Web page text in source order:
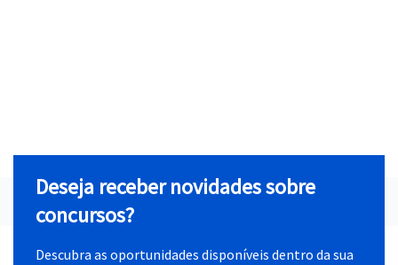
Deseja receber novidades sobre
concursos?
Descubra as oportunidades disponíveis dentro da sua